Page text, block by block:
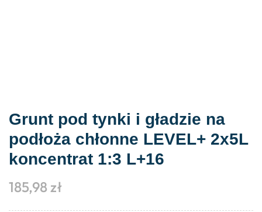
Grunt pod tynki i gładzie na
podłoża chłonne LEVEL+ 2x5L
koncentrat 1:3 L+16
185,98 zł